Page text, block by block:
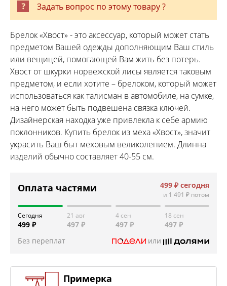
Задать вопрос по этому товару ?
Брелок «Хвост» - это аксессуар, который может стать
предметом Вашей одежды дополняющим Ваш стиль
или вещицей, помогающей Вам жить без потерь.
Хвост от шкурки норвежской лисы является таковым
предметом, и если хотите – брелоком, который может
использоваться как талисман в автомобиле, на сумке,
на него может быть подвешена связка ключей.
Дизайнерская находка уже привлекла к себе армию
поклонников. Купить брелок из меха «Хвост», значит
украсить Ваш быт меховым великолепием. Длинна
изделий обычно составляет 40-55 см.
Оплата частями 499 ₽ сегодня
и 1 491 ₽ потом
Сегодня
499 ₽
21 авг
497 ₽
4 сен
497 ₽
18 сен
497 ₽
Без переплат
или
Примерка